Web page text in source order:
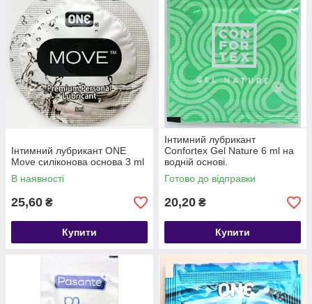
Інтимний лубрикант ONE
Move силіконова основа 3 ml
В наявності
25,60 ₴
Купити
Інтимний лубрикант
Confortex Gel Nature 6 ml на
водній основі.
Готово до відправки
20,20 ₴
Купити